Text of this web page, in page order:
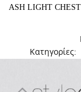
ASH LIGHT
Κατηγορίες: